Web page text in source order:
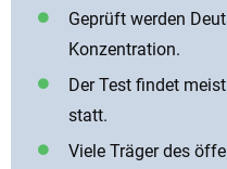
Geprüft werden
Konzentration.
Der Test findet
statt.
Viele Träger des